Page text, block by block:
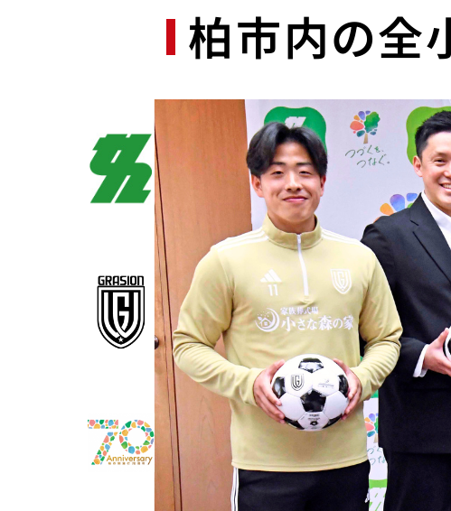
柏市内の全